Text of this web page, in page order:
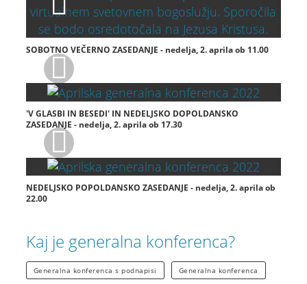
SOBOTNO VEČERNO ZASEDANJE - nedelja, 2. aprila ob 11.00
'V GLASBI IN BESEDI' IN NEDELJSKO DOPOLDANSKO
ZASEDANJE - nedelja, 2. aprila ob 17.30
NEDELJSKO POPOLDANSKO ZASEDANJE - nedelja, 2. aprila ob
22.00
Kaj je generalna konferenca?
Generalna konferenca s podnapisi Generalna konferenca